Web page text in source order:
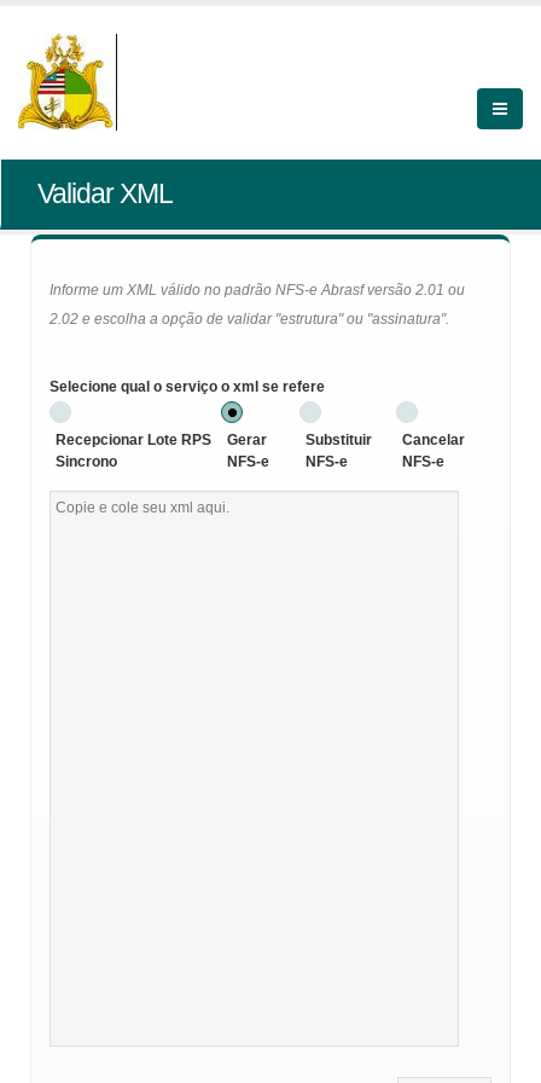
Validar XML
Informe um XML válido no padrão NFS-e Abrasf versão 2.01 ou
2.02 e escolha a opção de validar "estrutura" ou "assinatura".
Selecione qual o serviço o xml se refere
Recepcionar Lote RPS
Sincrono
Gerar
NFS-e
Substituir
NFS-e
Cancelar
NFS-e